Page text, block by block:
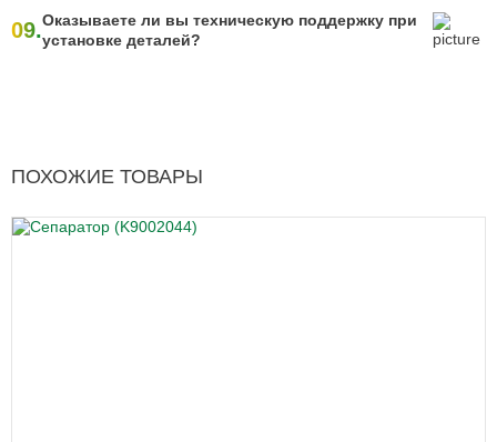
09.Оказываете ли вы техническую поддержку при
установке деталей?
ПОХОЖИЕ ТОВАРЫ